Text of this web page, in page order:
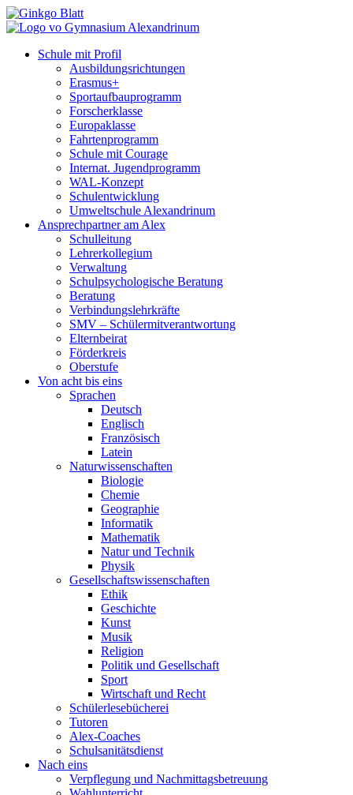
Schule mit Profil
Ausbildungsrichtungen
Erasmus+
Sportaufbauprogramm
Forscherklasse
Europaklasse
Fahrtenprogramm
Schule mit Courage
Internat. Jugendprogramm
WAL-Konzept
Schulentwicklung
Umweltschule Alexandrinum
Ansprechpartner am Alex
Schulleitung
Lehrerkollegium
Verwaltung
Schulpsychologische Beratung
Beratung
Verbindungslehrkräfte
SMV – Schülermitverantwortung
Elternbeirat
Förderkreis
Oberstufe
Von acht bis eins
Sprachen
Deutsch
Englisch
Französisch
Latein
Naturwissenschaften
Biologie
Chemie
Geographie
Informatik
Mathematik
Natur und Technik
Physik
Gesellschaftswissenschaften
Ethik
Geschichte
Kunst
Musik
Religion
Politik und Gesellschaft
Sport
Wirtschaft und Recht
Schülerlesebücherei
Tutoren
Alex-Coaches
Schulsanitätsdienst
Nach eins
Verpflegung und Nachmittagsbetreuung